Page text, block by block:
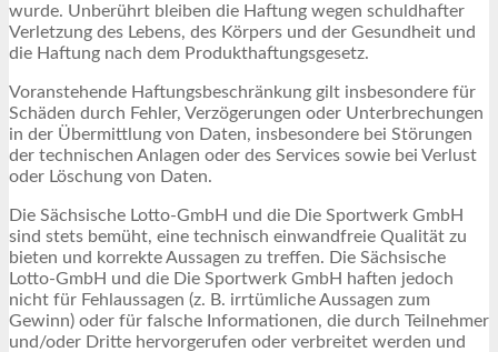
wurde. Unberührt bleiben die Haftung wegen schuldhafter
Verletzung des Lebens, des Körpers und der Gesundheit und
die Haftung nach dem Produkthaftungsgesetz.
Voranstehende Haftungsbeschränkung gilt insbesondere für
Schäden durch Fehler, Verzögerungen oder Unterbrechungen
in der Übermittlung von Daten, insbesondere bei Störungen
der technischen Anlagen oder des Services sowie bei Verlust
oder Löschung von Daten.
Die Sächsische Lotto-GmbH und die Die Sportwerk GmbH
sind stets bemüht, eine technisch einwandfreie Qualität zu
bieten und korrekte Aussagen zu treffen. Die Sächsische
Lotto-GmbH und die Die Sportwerk GmbH haften jedoch
nicht für Fehlaussagen (z. B. irrtümliche Aussagen zum
Gewinn) oder für falsche Informationen, die durch Teilnehmer
und/oder Dritte hervorgerufen oder verbreitet werden und